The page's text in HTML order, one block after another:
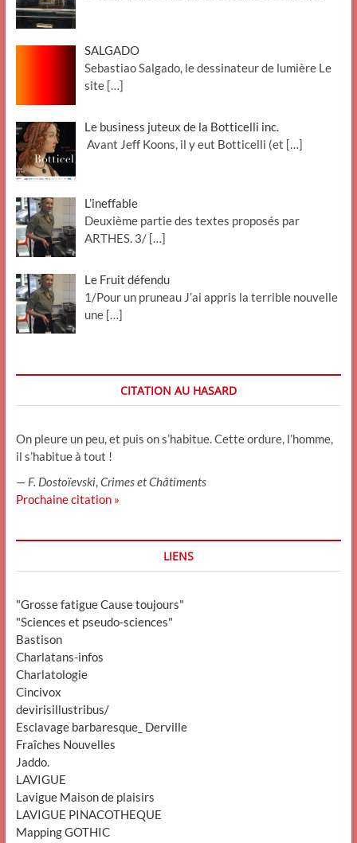
SALGADO
Sebastiao Salgado, le dessinateur de lumière Le
site […]
Le business juteux de la Botticelli inc.
Avant Jeff Koons, il y eut Botticelli (et […]
L’ineffable
Deuxième partie des textes proposés par
ARTHES. 3/ […]
Le Fruit défendu
1/Pour un pruneau J’ai appris la terrible nouvelle
une […]
CITATION AU HASARD
On pleure un peu, et puis on s’habitue. Cette ordure, l’homme,
il s’habitue à tout !
— F. Dostoïevski,Crimes et Châtiments
Prochaine citation »
LIENS
"Grosse fatigue Cause toujours"
"Sciences et pseudo-sciences"
Bastison
Charlatans-infos
Charlatologie
Cincivox
devirisillustribus/
Esclavage barbaresque_ Derville
Fraîches Nouvelles
Jaddo.
LAVIGUE
Lavigue Maison de plaisirs
LAVIGUE PINACOTHEQUE
Mapping GOTHIC